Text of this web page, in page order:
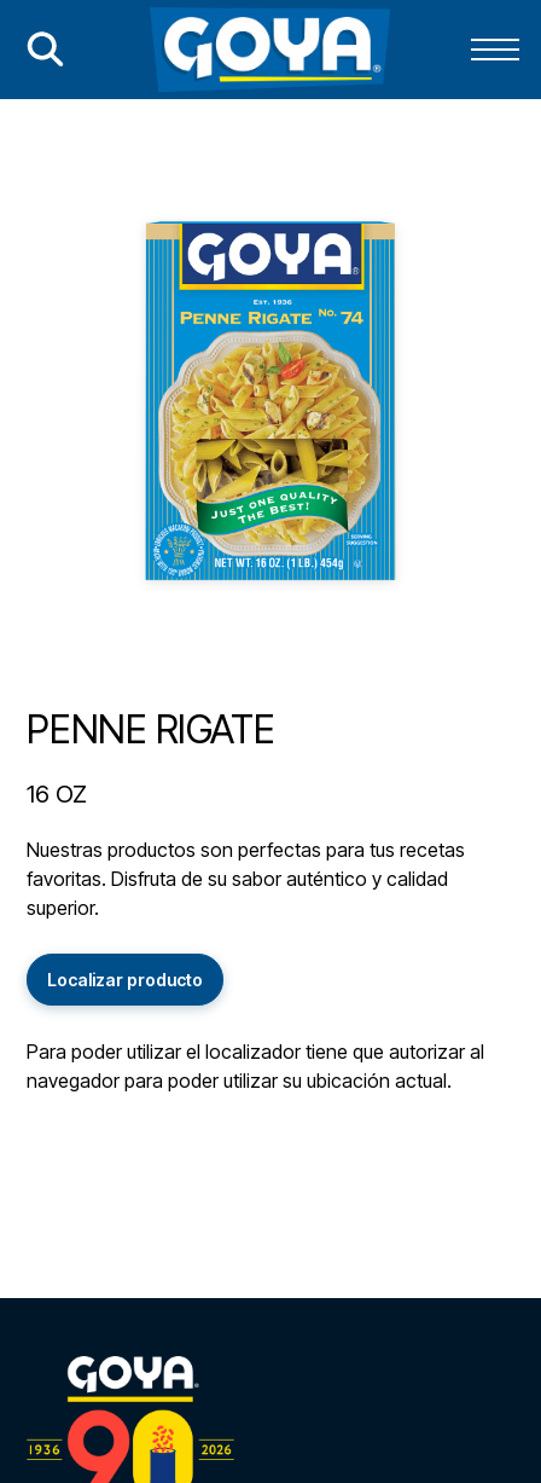
PENNE RIGATE
16 OZ
Nuestras productos son perfectas para tus recetas
favoritas. Disfruta de su sabor auténtico y calidad
superior.
Localizar producto
Para poder utilizar el localizador tiene que autorizar al
navegador para poder utilizar su ubicación actual.